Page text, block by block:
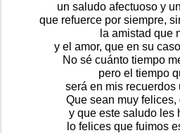
un saludo afectuoso y
que refuerce por siempre,
la amistad que
y el amor, que en su
No sé cuánto tiempo
pero el tiempo
será en mis recuerdos
Que sean muy felices,
y que este saludo les
lo felices que fuimos